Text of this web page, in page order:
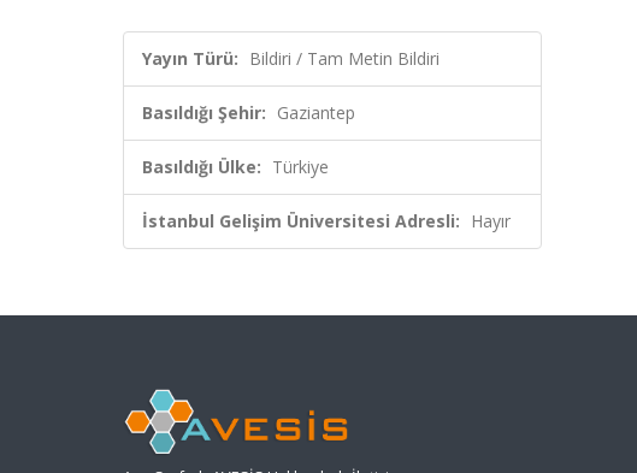
Yayın Türü: Bildiri / Tam Metin Bildiri
Basıldığı Şehir: Gaziantep
Basıldığı Ülke: Türkiye
İstanbul Gelişim Üniversitesi Adresli: Hayır